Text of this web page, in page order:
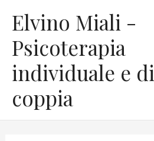
contenuto
Elvino Miali -
Psicoterapia
individuale e di
coppia
a
t
e
g
o
r